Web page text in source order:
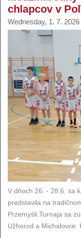
chlapcov v
Wednesday, 1. 7.
V dňoch 26. - 28.6. sa
predstavila na
Przemyśli.Turnaja sa
Užhorod a Michalovce.